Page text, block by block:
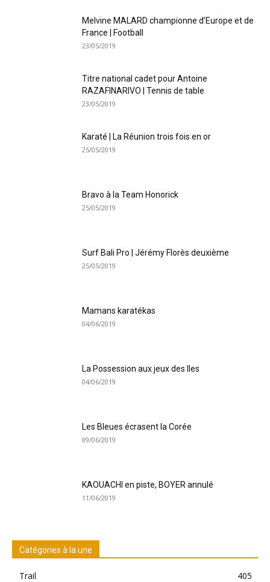
Melvine MALARD championne d’Europe et de
France | Football
23/05/2019
Titre national cadet pour Antoine
RAZAFINARIVO | Tennis de table
23/05/2019
Karaté | La Réunion trois fois en or
25/05/2019
Bravo à la Team Honorick
25/05/2019
Surf Bali Pro | Jérémy Florès deuxième
25/05/2019
Mamans karatékas
04/06/2019
La Possession aux jeux des Iles
04/06/2019
Les Bleues écrasent la Corée
09/06/2019
KAOUACHI en piste, BOYER annulé
11/06/2019
Catégories à la une
Trail
405